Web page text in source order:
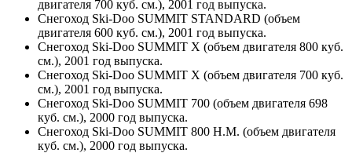
двигателя 700 куб. см.), 2001 год выпуска.
Снегоход Ski-Doo SUMMIT STANDARD (объем
двигателя 600 куб. см.), 2001 год выпуска.
Снегоход Ski-Doo SUMMIT X (объем двигателя 800 куб.
см.), 2001 год выпуска.
Снегоход Ski-Doo SUMMIT X (объем двигателя 700 куб.
см.), 2001 год выпуска.
Снегоход Ski-Doo SUMMIT 700 (объем двигателя 698
куб. см.), 2000 год выпуска.
Снегоход Ski-Doo SUMMIT 800 H.M. (объем двигателя
куб. см.), 2000 год выпуска.